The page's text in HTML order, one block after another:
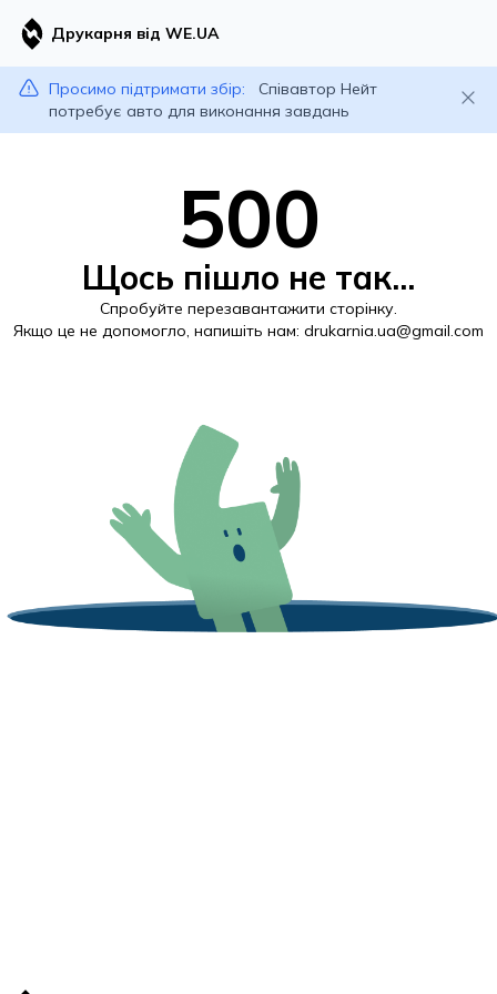
Друкарня від WE.UA
Просимо підтримати збір:
Співавтор Нейт
потребує авто для виконання завдань
500
Щось пішло не так...
Спробуйте перезавантажити сторінку.
Якщо це не допомогло, напишіть нам: drukarnia.ua@gmail.com